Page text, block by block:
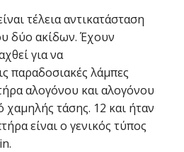
τέλεια αντικατάσταση
δύο ακίδων. Έχουν
για να
παραδοσιακές λάμπες
αλογόνου και αλογόνου
χαμηλής τάσης. 12 και ήταν
είναι ο γενικός τύπος